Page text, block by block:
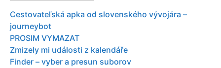
Cestovateľská apka od slovenského vývojára –
journeybot
PROSIM VYMAZAT
Zmizely mi události z kalendáře
Finder – vyber a presun suborov